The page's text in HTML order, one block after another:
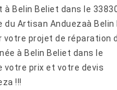
Belin Beliet dans le
du Artisan Anduezaà Belin
votre projet de réparation
à Belin Beliet dans le
votre prix et votre devis
!!!